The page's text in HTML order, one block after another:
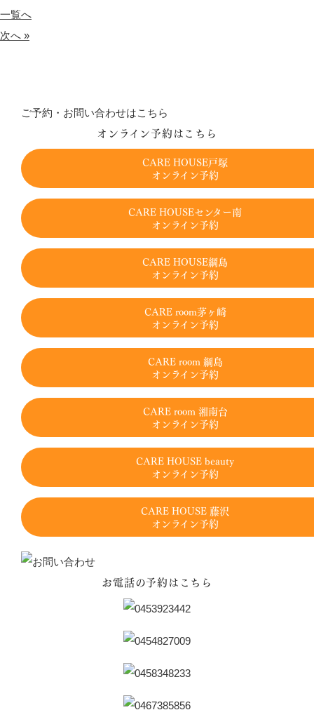
一覧へ
次へ »
ご予約・お問い合わせはこちら
オンライン予約はこちら
CARE HOUSE戸塚
オンライン予約
CARE HOUSEセンター南
オンライン予約
CARE HOUSE綱島
オンライン予約
CARE room茅ヶ崎
オンライン予約
CARE room 綱島
オンライン予約
CARE room 湘南台
オンライン予約
CARE HOUSE beauty
オンライン予約
CARE HOUSE 藤沢
オンライン予約
お電話の予約はこちら